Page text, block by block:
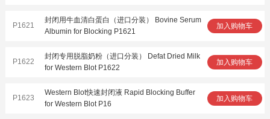
P1621
封闭用牛血清白蛋白（进口分装） Bovine Serum
Albumin for Blocking P1621
加入购物车
P1622
封闭专用脱脂奶粉（进口分装） Defat Dried Milk
for Western Blot P1622
加入购物车
P1623
Western Blot快速封闭液 Rapid Blocking Buffer
for Western Blot P16
加入购物车